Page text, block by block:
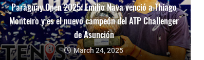
Paraguay Open 2025: Emilio Nava venció a Thiago
Monteiro y es el nuevo campeón del ATP Challenger
de Asunción
March 24, 2025